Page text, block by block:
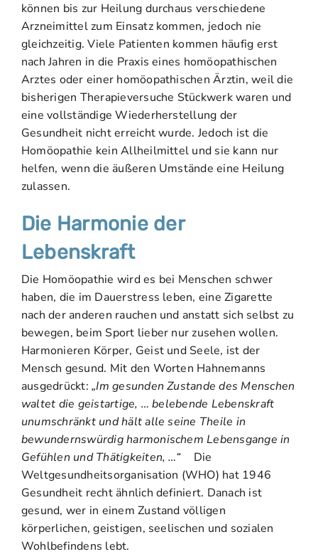
können bis zur Heilung durchaus verschiedene
Arzneimittel zum Einsatz kommen, jedoch nie
gleichzeitig. Viele Patienten kommen häufig erst
nach Jahren in die Praxis eines homöopathischen
Arztes oder einer homöopathischen Ärztin, weil die
bisherigen Therapieversuche Stückwerk waren und
eine vollständige Wiederherstellung der
Gesundheit nicht erreicht wurde. Jedoch ist die
Homöopathie kein Allheilmittel und sie kann nur
helfen, wenn die äußeren Umstände eine Heilung
zulassen.
Die Harmonie der
Lebenskraft
Die Homöopathie wird es bei Menschen schwer
haben, die im Dauerstress leben, eine Zigarette
nach der anderen rauchen und anstatt sich selbst zu
bewegen, beim Sport lieber nur zusehen wollen.
Harmonieren Körper, Geist und Seele, ist der
Mensch gesund. Mit den Worten Hahnemanns
ausgedrückt:„Im gesunden Zustande des Menschen
waltet die geistartige, … belebende Lebenskraft
unumschränkt und hält alle seine Theile in
bewundernswürdig harmonischem Lebensgange in
Gefühlen und Thätigkeiten, …“Die
Weltgesundheitsorganisation (WHO) hat 1946
Gesundheit recht ähnlich definiert. Danach ist
gesund, wer in einem Zustand völligen
körperlichen, geistigen, seelischen und sozialen
Wohlbefindens lebt.